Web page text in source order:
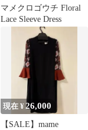
マメクロゴウチ Floral
Lace Sleeve Dress
現在 ¥26,000
【SALE】mame